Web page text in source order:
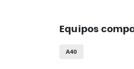
Equipos
A40